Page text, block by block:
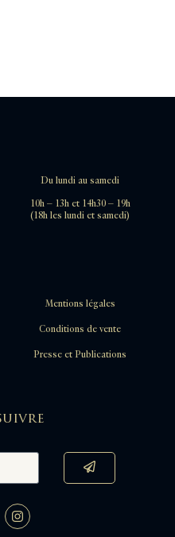
Du lundi au samedi
10h – 13h et 14h30 – 19h
(18h les lundi et samedi)
Mentions légales
Conditions de vente
Presse et Publications